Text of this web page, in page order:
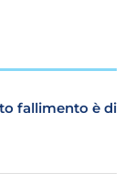
fallimento è di